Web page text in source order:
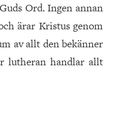
Ord. Ingen annan
ärar Kristus genom
av allt den bekänner
lutheran handlar allt